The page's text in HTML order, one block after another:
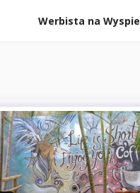
Werbista na Wyspie